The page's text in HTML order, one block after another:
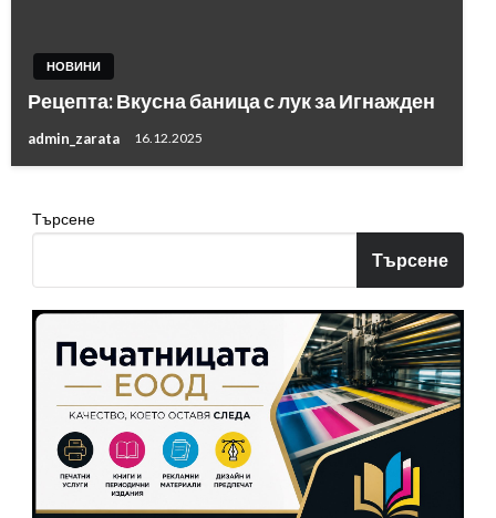
НОВИНИ
Рецепта: Вкусна баница с лук за Игнажден
admin_zarata 16.12.2025
Търсене
Търсене